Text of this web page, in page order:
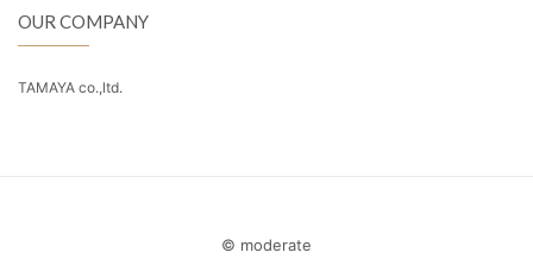
OUR COMPANY
TAMAYA co.,ltd.
© moderate